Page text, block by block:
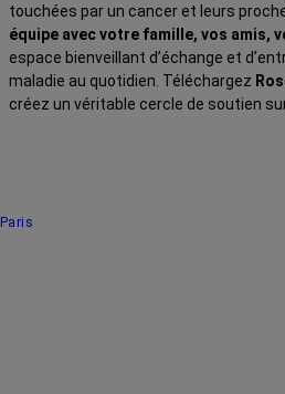
touchées par un cancer et leurs
équipe avec votre famille, vos amis,
espace bienveillant d’échange et
maladie au quotidien. Téléchargez
créez un véritable cercle de soutien
Paris